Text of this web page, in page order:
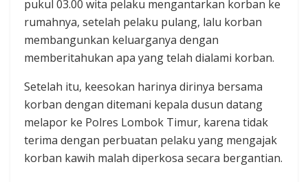
pukul 03.00 wita pelaku mengantarkan korban ke
rumahnya, setelah pelaku pulang, lalu korban
membangunkan keluarganya dengan
memberitahukan apa yang telah dialami korban.
Setelah itu, keesokan harinya dirinya bersama
korban dengan ditemani kepala dusun datang
melapor ke Polres Lombok Timur, karena tidak
terima dengan perbuatan pelaku yang mengajak
korban kawih malah diperkosa secara bergantian.